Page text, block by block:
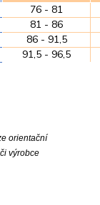
76 - 81
81 - 86
86 - 91,5
91,5 - 96,5
orientační
výrobce